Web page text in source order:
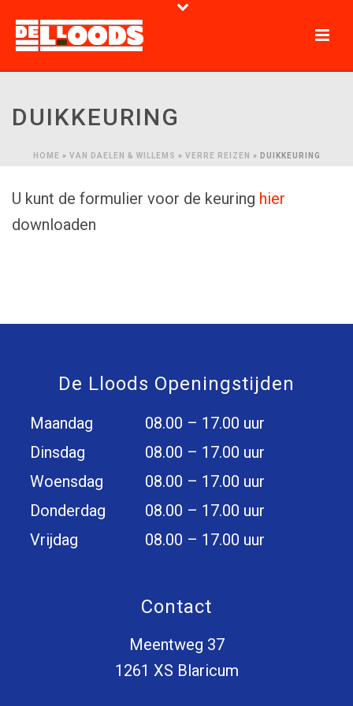
DUIKKEURING
HOME » VAN DAELEN & WILLEMS » VERRE REIZEN » DUIKKEURING
U kunt de formulier voor de keuring hier
downloaden
De Lloods Openingstijden
Maandag
08.00 – 17.00 uur
Dinsdag
08.00 – 17.00 uur
Woensdag
08.00 – 17.00 uur
Donderdag
08.00 – 17.00 uur
Vrijdag
08.00 – 17.00 uur
Contact
Meentweg 37
1261 XS Blaricum